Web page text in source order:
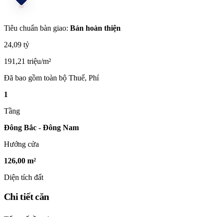
Tiêu chuẩn bàn giao: Bán hoàn thiện
24,09 tỷ
191,21 triệu/m²
Đã bao gồm toàn bộ Thuế, Phí
1
Tầng
Đông Bắc - Đông Nam
Hướng cửa
126,00 m²
Diện tích đất
Chi tiết căn